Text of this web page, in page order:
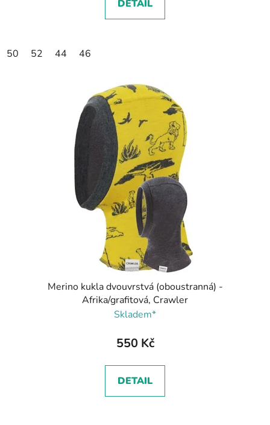
DETAIL
50 52 44 46
Merino kukla dvouvrstvá (oboustranná) -
Afrika/grafitová, Crawler
Skladem*
550 Kč
DETAIL